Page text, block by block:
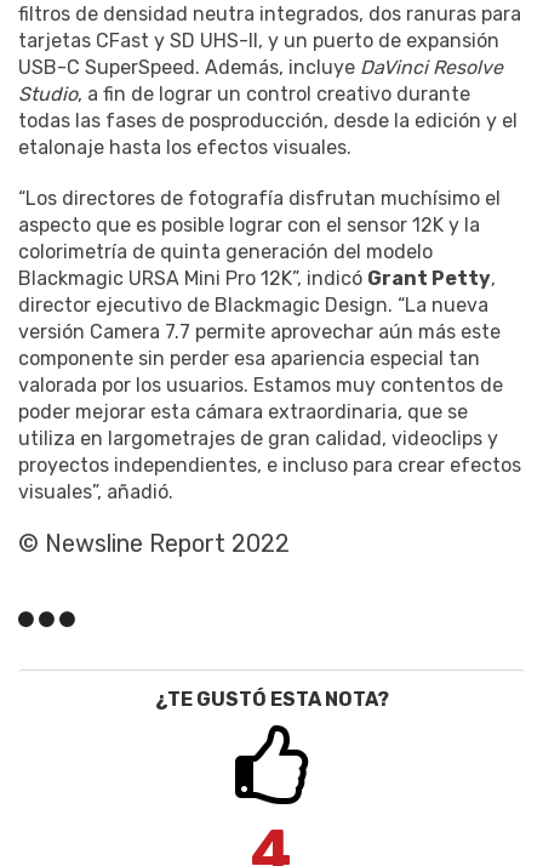
filtros de densidad neutra integrados, dos ranuras para
tarjetas CFast y SD UHS-II, y un puerto de expansión
USB-C SuperSpeed. Además, incluye DaVinci Resolve
Studio, a fin de lograr un control creativo durante
todas las fases de posproducción, desde la edición y el
etalonaje hasta los efectos visuales.
“Los directores de fotografía disfrutan muchísimo el
aspecto que es posible lograr con el sensor 12K y la
colorimetría de quinta generación del modelo
Blackmagic URSA Mini Pro 12K”, indicó Grant Petty,
director ejecutivo de Blackmagic Design. “La nueva
versión Camera 7.7 permite aprovechar aún más este
componente sin perder esa apariencia especial tan
valorada por los usuarios. Estamos muy contentos de
poder mejorar esta cámara extraordinaria, que se
utiliza en largometrajes de gran calidad, videoclips y
proyectos independientes, e incluso para crear efectos
visuales”, añadió.
© Newsline Report 2022
¿TE GUSTÓ ESTA NOTA?